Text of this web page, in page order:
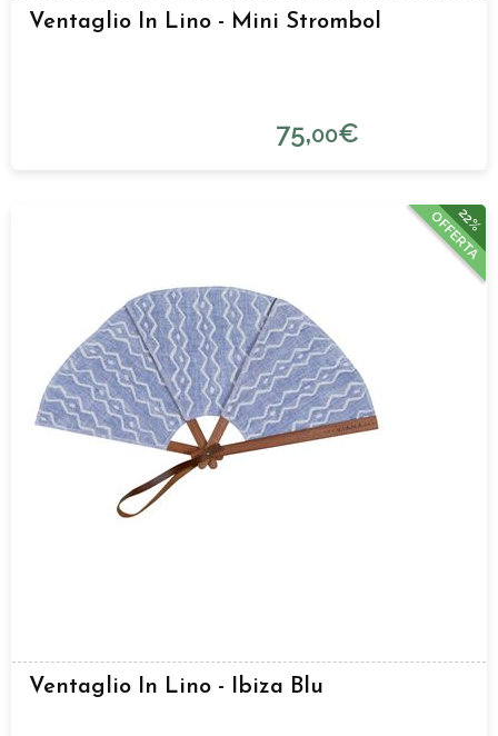
Ventaglio In Lino - Mini Strombol
75,00€
22%
OFFERTA
Ventaglio In Lino - Ibiza Blu